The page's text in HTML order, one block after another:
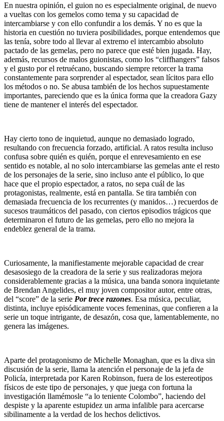
En nuestra opinión, el guion no es especialmente original, de nuevo
a vueltas con los gemelos como tema y su capacidad de
intercambiarse y con ello confundir a los demás. Y no es que la
historia en cuestión no tuviera posibilidades, porque entendemos que
las tenía, sobre todo al llevar al extremo el intercambio absoluto
pactado de las gemelas, pero no parece que esté bien jugada. Hay,
además, recursos de malos guionistas, como los “cliffhangers” falsos
y el gusto por el retruécano, buscando siempre retorcer la trama
constantemente para sorprender al espectador, sean lícitos para ello
los métodos o no. Se abusa también de los hechos supuestamente
importantes, pareciendo que es la única forma que la creadora Gazy
tiene de mantener el interés del espectador.
Hay cierto tono de inquietud, aunque no demasiado logrado,
resultando con frecuencia forzado, artificial. A ratos resulta incluso
confusa sobre quién es quién, porque el enrevesamiento en ese
sentido es notable, al no solo intercambiarse las gemelas ante el resto
de los personajes de la serie, sino incluso ante el público, lo que
hace que el propio espectador, a ratos, no sepa cuál de las
protagonistas, realmente, está en pantalla. Se tira también con
demasiada frecuencia de los recurrentes (y manidos…) recuerdos de
sucesos traumáticos del pasado, con ciertos episodios trágicos que
determinaron el futuro de las gemelas, pero ello no mejora la
endeblez general de la trama.
Curiosamente, la manifiestamente mejorable capacidad de crear
desasosiego de la creadora de la serie y sus realizadoras mejora
considerablemente gracias a la música, una banda sonora inquietante
de Brendan Angelides, el muy joven compositor autor, entre otras,
del “score” de la serie Por trece razones. Esa música, peculiar,
distinta, incluye episódicamente voces femeninas, que confieren a la
serie un toque intrigante, de desazón, cosa que, lamentablemente, no
genera las imágenes.
Aparte del protagonismo de Michelle Monaghan, que es la diva sin
discusión de la serie, llama la atención el personaje de la jefa de
Policía, interpretada por Karen Robinson, fuera de los estereotipos
físicos de este tipo de personajes, y que juega con fortuna la
investigación llamémosle “a lo teniente Colombo”, haciendo del
despiste y la aparente estupidez un arma infalible para acercarse
sibilinamente a la verdad de los hechos delictivos.